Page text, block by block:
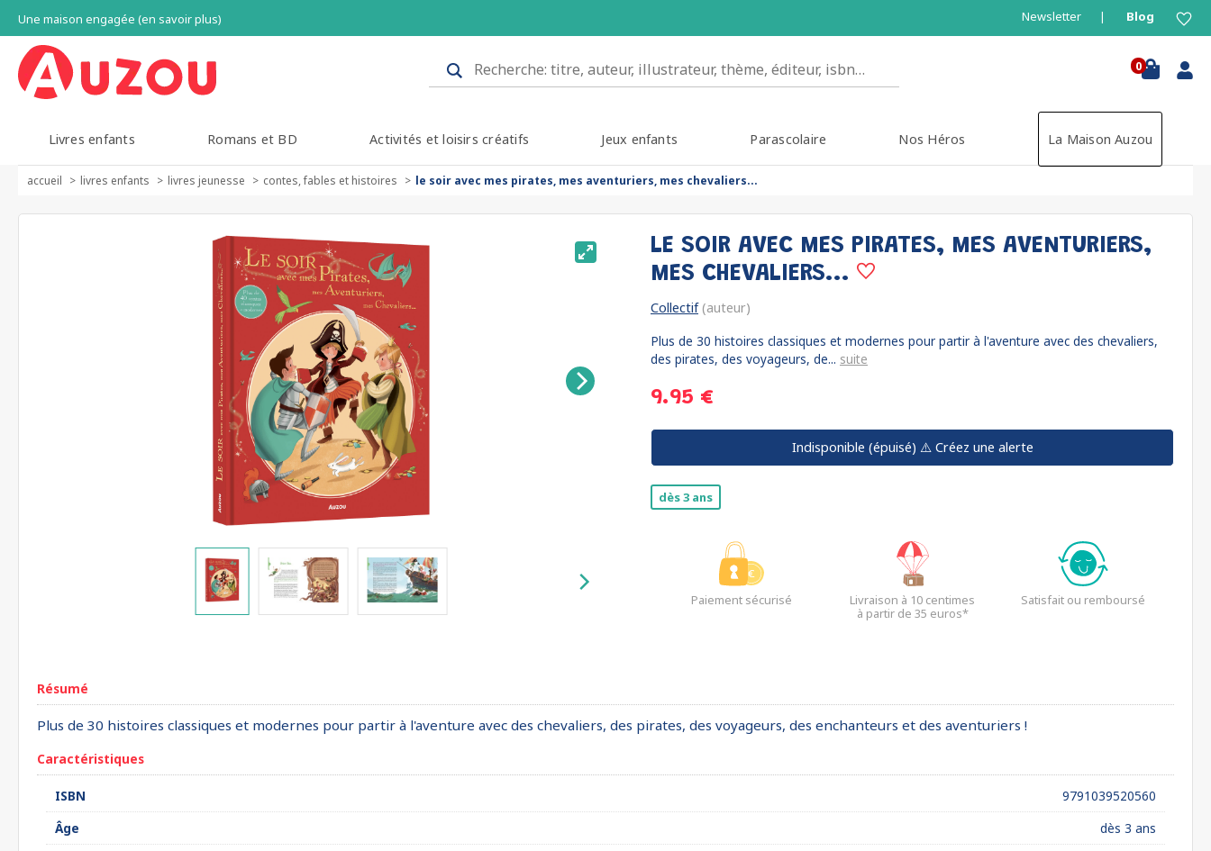
Une maison engagée (en savoir plus) Newsletter Blog
0
Livres enfants Romans et BD Activités et loisirs créatifs Jeux enfants Parascolaire Nos Héros La Maison Auzou
accueil livres enfants livres jeunesse contes, fables et histoires le soir avec mes pirates, mes aventuriers, mes chevaliers...
LE SOIR AVEC MES PIRATES, MES AVENTURIERS,
MES CHEVALIERS...
Collectif(auteur)
Plus de 30 histoires classiques et modernes pour partir à l'aventure avec des chevaliers,
des pirates, des voyageurs, de... suite
9.95 €
Indisponible (épuisé) ⚠️ Créez une alerte
dès 3 ans
Paiement sécurisé
Livraison à 10 centimes
à partir de 35 euros*
Satisfait ou remboursé
Résumé
Plus de 30 histoires classiques et modernes pour partir à l'aventure avec des chevaliers, des pirates, des voyageurs, des enchanteurs et des aventuriers !
Caractéristiques
ISBN
9791039520560
Âge
dès 3 ans